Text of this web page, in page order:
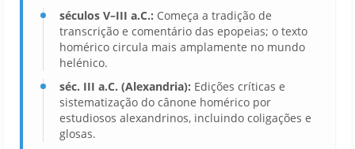
séculos V–III a.C.: Começa a tradição de
transcrição e comentário das epopeias; o texto
homérico circula mais amplamente no mundo
helénico.
séc. III a.C. (Alexandria): Edições críticas e
sistematização do cânone homérico por
estudiosos alexandrinos, incluindo coligações e
glosas.